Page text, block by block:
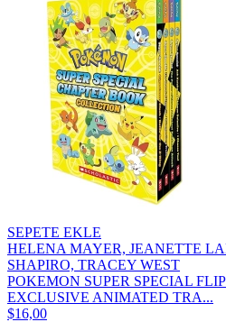
SEPETE EKLE
HELENA MAYER, JEANETTE
SHAPIRO, TRACEY WEST
POKEMON SUPER SPECIAL
EXCLUSIVE ANIMATED TRA...
$16,00